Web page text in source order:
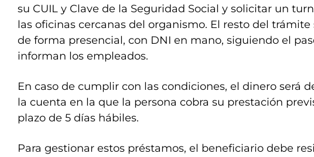
su CUIL y Clave de la Seguridad Social y solicitar un
las oficinas cercanas del organismo. El resto del trámite
de forma presencial, con DNI en mano, siguiendo el
informan los empleados.
En caso de cumplir con las condiciones, el dinero será
la cuenta en la que la persona cobra su prestación
plazo de 5 días hábiles.
Para gestionar estos préstamos, el beneficiario debe